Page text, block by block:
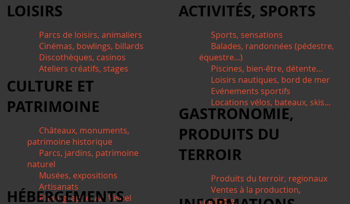
LOISIRS
Parcs de loisirs, animaliers
Cinémas, bowlings, billards
Discothèques, casinos
Ateliers créatifs, stages
ACTIVITÉS, SPORTS
Sports, sensations
Balades, randonnées (pédestre,
équestre...)
Piscines, bien-être, détente...
Loisirs nautiques, bord de mer
Evénements sportifs
Locations vélos, bateaux, skis...
CULTURE ET
PATRIMOINE
Châteaux, monuments,
patrimoine historique
Parcs, jardins, patrimoine
naturel
Musées, expositions
Artisanats
Photographe, Art Visuel
GASTRONOMIE,
PRODUITS DU
TERROIR
Produits du terroir, regionaux
Ventes à la production,
cueillettes
HÉBERGEMENTS